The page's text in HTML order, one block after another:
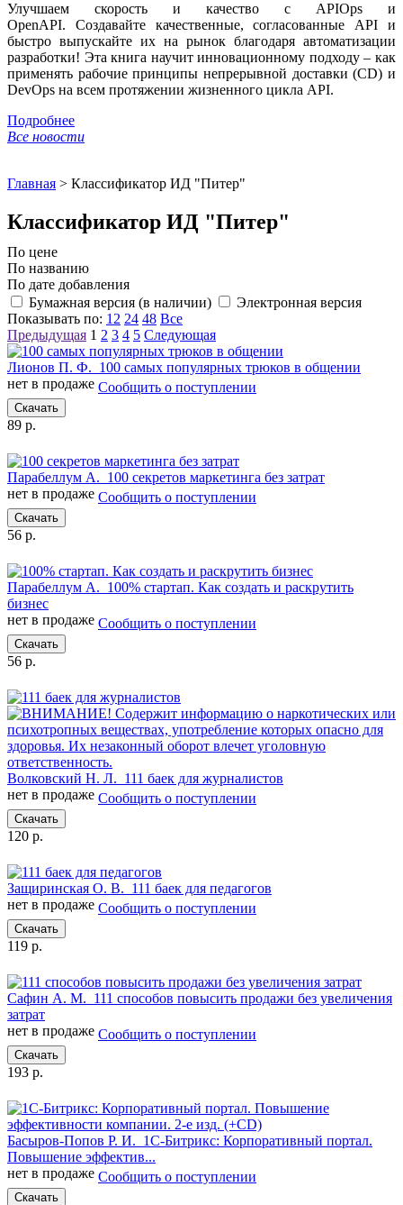
Улучшаем скорость и качество с APIOps и
OpenAPI. Создавайте качественные, согласованные API и
быстро выпускайте их на рынок благодаря автоматизации
разработки! Эта книга научит инновационному подходу – как
применять рабочие принципы непрерывной доставки (CD) и
DevOps на всем протяжении жизненного цикла API.
Подробнее
Все новости
Главная > Классификатор ИД "Питер"
Классификатор ИД "Питер"
По цене
По названию
По дате добавления
Бумажная версия (в наличии)
Электронная версия
Показывать по: 12 24 48 Все
Предыдущая 1 2 3 4 5 Следующая
Лионов П. Ф. 100 самых популярных трюков в общении
нет в продаже Сообщить о поступлении
Скачать
89 р.
Парабеллум А. 100 секретов маркетинга без затрат
нет в продаже Сообщить о поступлении
Скачать
56 р.
Парабеллум А. 100% стартап. Как создать и раскрутить
бизнес
нет в продаже Сообщить о поступлении
Скачать
56 р.
Волковский Н. Л. 111 баек для журналистов
нет в продаже Сообщить о поступлении
Скачать
120 р.
Защиринская О. В. 111 баек для педагогов
нет в продаже Сообщить о поступлении
Скачать
119 р.
Сафин А. М. 111 способов повысить продажи без увеличения
затрат
нет в продаже Сообщить о поступлении
Скачать
193 р.
Басыров-Попов Р. И. 1С-Битрикс: Корпоративный портал.
Повышение эффектив...
нет в продаже Сообщить о поступлении
Скачать